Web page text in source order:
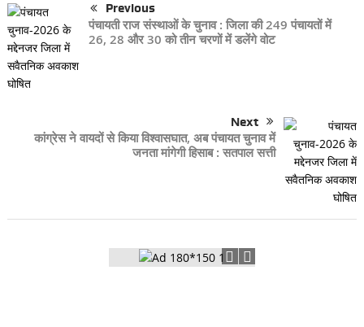
Previous
पंचायती राज संस्थाओं के चुनाव : जिला की 249 पंचायतों में
26, 28 और 30 को तीन चरणों में डलेंगे वोट
Next
कांग्रेस ने वायदों से किया विश्वासघात, अब पंचायत चुनाव में
जनता मांगेगी हिसाब : सतपाल सत्ती